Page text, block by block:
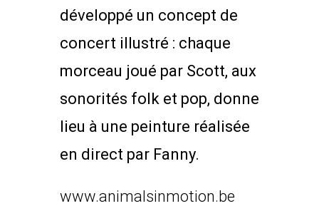
développé un concept de
concert illustré : chaque
morceau joué par Scott, aux
sonorités folk et pop, donne
lieu à une peinture réalisée
en direct par Fanny.
www.animalsinmotion.be